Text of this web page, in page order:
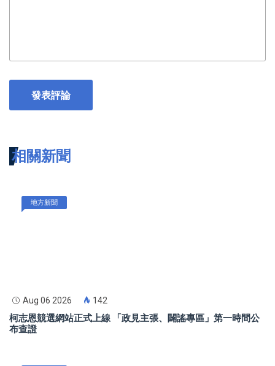
發表評論
相關新聞
地方新聞
Aug 06 2026 142
柯志恩競選網站正式上線 「政見主張、闢謠專區」第一時間公
布查證